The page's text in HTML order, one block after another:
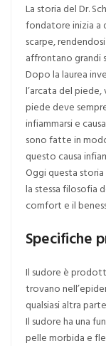
La storia del Dr.
fondatore inizia a
scarpe,
affrontano grandi
Dopo la laurea
l’arcata del
piede deve
infiammarsi e
sono fatte in
questo causa
Oggi questa
la stessa filosofia
comfort e il
Specifiche
Il sudore è
trovano
qualsiasi altra
Il sudore ha una
pelle morbida e